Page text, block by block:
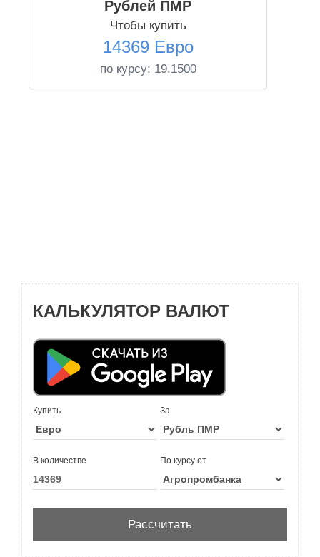
Рублей ПМР
Чтобы купить
14369 Евро
по курсу: 19.1500
КАЛЬКУЛЯТОР ВАЛЮТ
Купить За
В количестве По курсу от